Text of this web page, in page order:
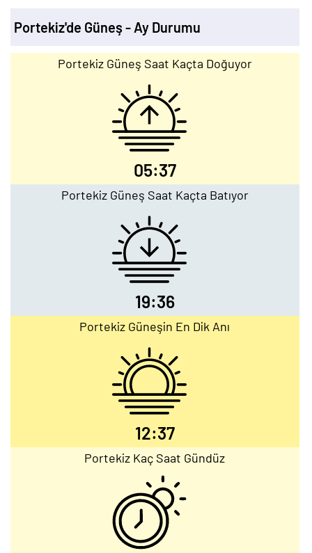
Portekiz'de Güneş - Ay Durumu
Portekiz Güneş Saat Kaçta Doğuyor
05:37
Portekiz Güneş Saat Kaçta Batıyor
19:36
Portekiz Güneşin En Dik Anı
12:37
Portekiz Kaç Saat Gündüz